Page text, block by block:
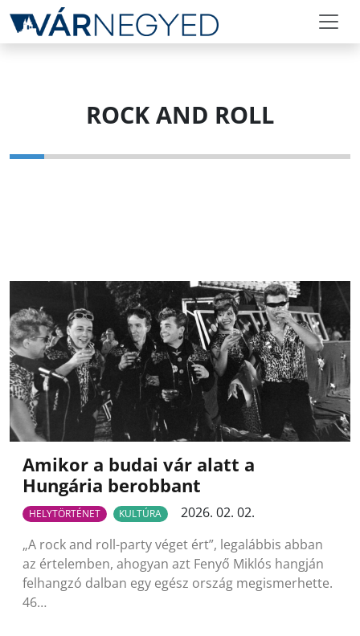
ROCK AND ROLL
Amikor a budai vár alatt a
Hungária berobbant
HELYTÖRTÉNET KULTÚRA
2026. 02. 02.
„A rock and roll-party véget ért”, legalábbis abban
az értelemben, ahogyan azt Fenyő Miklós hangján
felhangzó dalban egy egész ország megismerhette.
46…